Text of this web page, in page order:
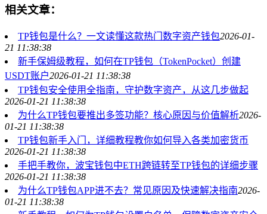
相关文章：
TP钱包是什么？一文读懂这款热门数字资产钱包2026-01-
21 11:38:38
新手保姆级教程，如何在TP钱包（TokenPocket）创建
USDT账户2026-01-21 11:38:38
TP钱包安全使用全指南，守护数字资产，从这几步做起
2026-01-21 11:38:38
为什么TP钱包要推出多签功能？核心原因与价值解析2026-
01-21 11:38:38
TP钱包新手入门，详细教程教你如何导入各类加密货币
2026-01-21 11:38:38
手把手教你，波宝钱包中ETH跨链转至TP钱包的详细步骤
2026-01-21 11:38:38
为什么TP钱包APP进不去？常见原因及快速解决指南2026-
01-21 11:38:38